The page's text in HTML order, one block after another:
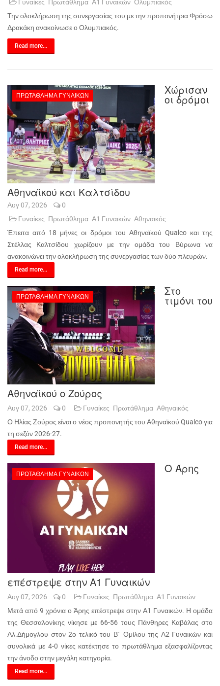
Γυναίκες Πρωτάθλημα Α1 Γυναικών Ολυμπιακός
Την ολοκλήρωση της συνεργασίας του με την προπονήτρια Φρόσω
Δρακάκη ανακοίνωσε ο Ολυμπιακός.
Read more...
ΠΡΩΤΆΘΛΗΜΑ ΓΥΝΑΙΚΏΝ Χώρισαν
οι δρόμοι
Αθηναϊκού και Καλτσίδου
Αυγ 07, 2026
0
Γυναίκες Πρωτάθλημα Α1 Γυναικών Αθηναικός
Έπειτα από 18 μήνες οι δρόμοι του Αθηναϊκού Qualco και της
Στέλλας Καλτσίδου χωρίζουν με την ομάδα του Βύρωνα να
ανακοινώνει την ολοκλήρωση της συνεργασίας των δύο πλευρών.
Read more...
ΠΡΩΤΆΘΛΗΜΑ ΓΥΝΑΙΚΏΝ Στο
τιμόνι του
Αθηναϊκού ο Ζούρος
Αυγ 07, 2026 0 Γυναίκες Πρωτάθλημα Αθηναικός
Ο Ηλίας Ζούρος είναι ο νέος προπονητής του Αθηναϊκού Qualco για
τη σεζόν 2026-27.
Read more...
ΠΡΩΤΆΘΛΗΜΑ ΓΥΝΑΙΚΏΝ Ο Άρης
επέστρεψε στην Α1 Γυναικών
Αυγ 07, 2026 0 Γυναίκες Πρωτάθλημα Α1 Γυναικών
Μετά από 9 χρόνια ο Άρης επέστρεψε στην Α1 Γυναικών. Η ομάδα
της Θεσσαλονίκης νίκησε με 66-56 τους Πάνθηρες Καβάλας στο
Αλ.Δήμογλου στον 2ο τελικό του Β΄ Ομίλου της Α2 Γυναικών και
συνολικά με 4-0 νίκες κατέκτησε το πρωτάθλημα εξασφαλίζοντας
την άνοδο στην μεγάλη κατηγορία.
Read more...